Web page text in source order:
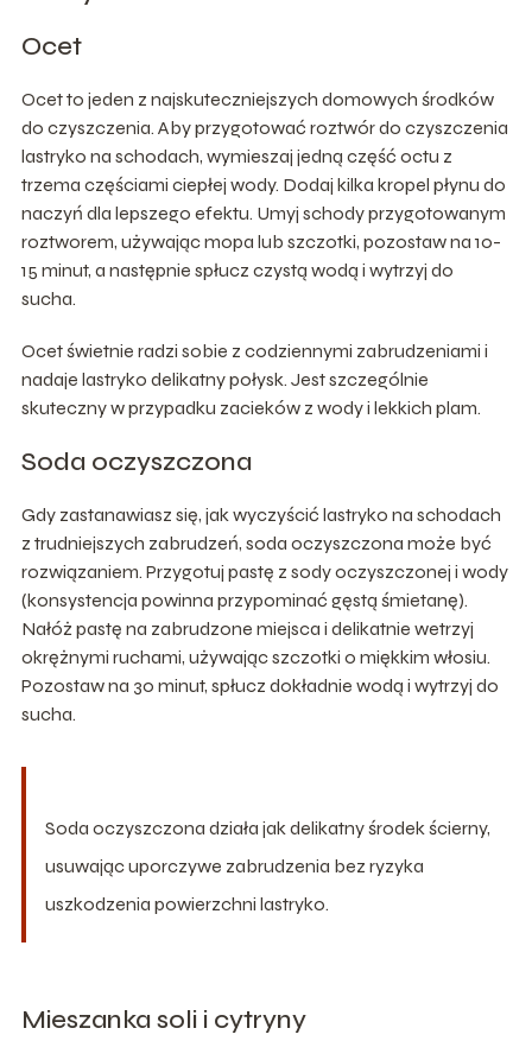
Ocet
Ocet to jeden z najskuteczniejszych domowych środków
do czyszczenia. Aby przygotować roztwór do czyszczenia
lastryko na schodach, wymieszaj jedną część octu z
trzema częściami ciepłej wody. Dodaj kilka kropel płynu do
naczyń dla lepszego efektu. Umyj schody przygotowanym
roztworem, używając mopa lub szczotki, pozostaw na 10-
15 minut, a następnie spłucz czystą wodą i wytrzyj do
sucha.
Ocet świetnie radzi sobie z codziennymi zabrudzeniami i
nadaje lastryko delikatny połysk. Jest szczególnie
skuteczny w przypadku zacieków z wody i lekkich plam.
Soda oczyszczona
Gdy zastanawiasz się, jak wyczyścić lastryko na schodach
z trudniejszych zabrudzeń, soda oczyszczona może być
rozwiązaniem. Przygotuj pastę z sody oczyszczonej i wody
(konsystencja powinna przypominać gęstą śmietanę).
Nałóż pastę na zabrudzone miejsca i delikatnie wetrzyj
okrężnymi ruchami, używając szczotki o miękkim włosiu.
Pozostaw na 30 minut, spłucz dokładnie wodą i wytrzyj do
sucha.
Soda oczyszczona działa jak delikatny środek ścierny,
usuwając uporczywe zabrudzenia bez ryzyka
uszkodzenia powierzchni lastryko.
Mieszanka soli i cytryny